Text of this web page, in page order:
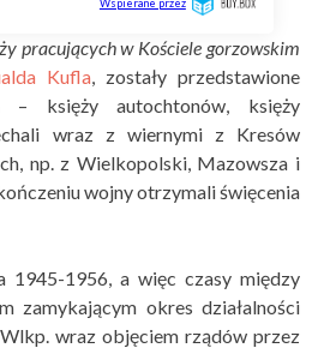
pracujących w Kościele gorzowskim
Kufla, zostały przedstawione
– księży autochtonów, księży
wraz z wiernymi z Kresów
np. z Wielkopolski, Mazowsza i
wojny otrzymali święcenia
1945-1956, a więc czasy między
zamykającym okres działalności
wraz objęciem rządów przez